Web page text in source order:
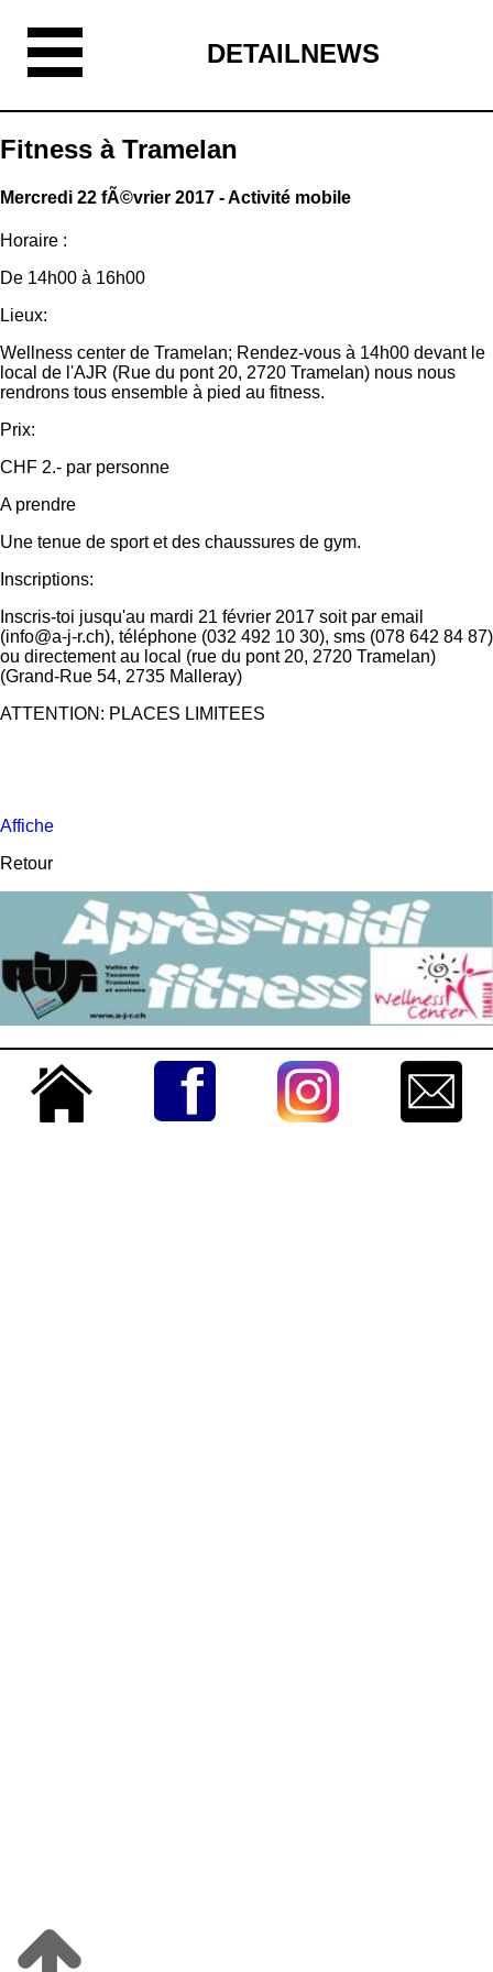
DETAILNEWS
Fitness à Tramelan
Mercredi 22 fÃ©vrier 2017 - Activité mobile
Horaire :
De 14h00 à 16h00
Lieux:
Wellness center de Tramelan; Rendez-vous à 14h00 devant le
local de l'AJR (Rue du pont 20, 2720 Tramelan) nous nous
rendrons tous ensemble à pied au fitness.
Prix:
CHF 2.- par personne
A prendre
Une tenue de sport et des chaussures de gym.
Inscriptions:
Inscris-toi jusqu'au mardi 21 février 2017 soit par email
(info@a-j-r.ch), téléphone (032 492 10 30), sms (078 642 84 87)
ou directement au local (rue du pont 20, 2720 Tramelan)
(Grand-Rue 54, 2735 Malleray)
ATTENTION: PLACES LIMITEES
Affiche
Retour